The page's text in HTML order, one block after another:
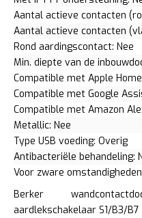
Aantal actieve contacten
Aantal actieve contacten
Rond aardingscontact: Nee
Min. diepte van de
Compatible met Apple
Compatible met Google
Compatible met Amazon
Metallic: Nee
Type USB voeding: Overig
Antibacteriële behandeling:
Voor zware
Berker
aardlekschakelaar S1/B3/